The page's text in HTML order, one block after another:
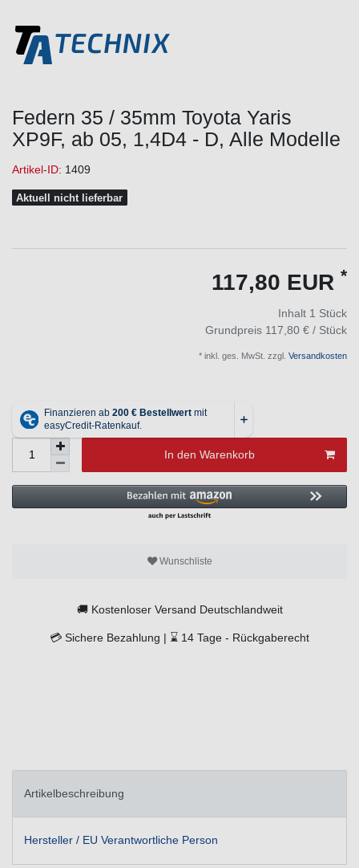
Federn 35 / 35mm Toyota Yaris
XP9F, ab 05, 1,4D4 - D, Alle Modelle
Artikel-ID: 1409
Aktuell nicht lieferbar
117,80 EUR *
Inhalt 1 Stück
Grundpreis 117,80 € / Stück
* inkl. ges. MwSt. zzgl. Versandkosten
In den Warenkorb
Wunschliste
🚚 Kostenloser Versand Deutschlandweit
💳 Sichere Bezahlung | ⌛ 14 Tage - Rückgaberecht
Artikelbeschreibung
Hersteller / EU Verantwortliche Person